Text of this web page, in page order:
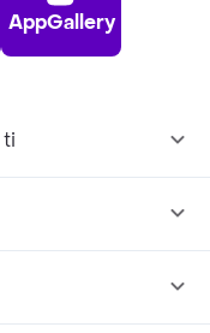
AppGallery